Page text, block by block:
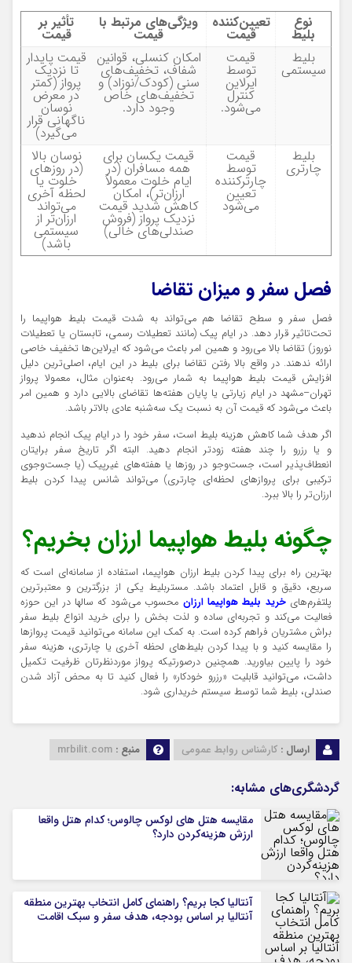
نوع
بلیط
تعیین‌کننده
قیمت
ویژگی‌های مرتبط با
قیمت
تأثیر بر
قیمت
بلیط
سیستمی
قیمت
توسط
ایرلاین
کنترل
می‌شود.
امکان کنسلی، قوانین
شفاف، تخفیف‌های
سنی (کودک/نوزاد) و
تخفیف‌های خاص
وجود دارد.
قیمت پایدار
تا نزدیک
پرواز (کمتر
در معرض
نوسان
ناگهانی قرار
می‌گیرد)
بلیط
چارتری
قیمت
توسط
چارترکننده
تعیین
می‌شود
قیمت یکسان برای
همه مسافران (در
ایام خلوت معمولاً
ارزان‌تر)، امکان
کاهش شدید قیمت
نزدیک پرواز (فروش
صندلی‌های خالی)
نوسان بالا
(در روزهای
خلوت یا
لحظه آخری
می‌تواند
ارزان‌تر از
سیستمی
باشد)
فصل سفر و میزان تقاضا
فصل سفر و سطح تقاضا هم می‌تواند به‌ شدت قیمت بلیط هواپیما را
تحت‌تاثیر قرار دهد. در ایام پیک (مانند تعطیلات رسمی، تابستان یا تعطیلات
نوروز) تقاضا بالا می‌رود و همین امر باعث می‌شود که ایرلاین‌ها تخفیف خاصی
ارائه ندهند. در واقع بالا رفتن تقاضا برای بلیط در این ایام، اصلی‌ترین دلیل
افزایش قیمت بلیط هواپیما به شمار می‌رود. به‌عنوان ‌مثال، معمولا پرواز
تهران–مشهد در ایام زیارتی یا پایان هفته‌ها تقاضای بالایی دارد و همین امر
باعث می‌شود که قیمت آن به نسبت یک سه‌شنبه عادی بالاتر باشد.
اگر هدف شما کاهش هزینه بلیط است، سفر خود را در ایام پیک انجام ندهید
و یا رزرو را چند هفته زودتر انجام دهید. البته اگر تاریخ سفر برایتان
انعطاف‌پذیر است، جست‌وجو در روزها یا هفته‌های غیرپیک (یا جست‌وجوی
ترکیبی برای پروازهای لحظه‌ای چارتری) می‌تواند شانس پیدا کردن بلیط
ارزان‌تر را بالا ببرد.
چگونه بلیط هواپیما ارزان بخریم؟
بهترین راه برای پیدا کردن بلیط ارزان هواپیما، استفاده از سامانه‌ای است که
سریع، دقیق و قابل اعتماد باشد. مستربلیط یکی از بزرگترین و معتبرترین
پلتفرم‌هایخرید بلیط هواپیما ارزان محسوب می‌شود که سالها در این حوزه
فعالیت می‌کند و تجربه‌ای ساده و لذت ‌بخش را برای خرید انواع بلیط سفر
براش مشتریان فراهم کرده است. به کمک این سامانه می‌توانید قیمت پروازها
را مقایسه کنید و با پیدا کردن بلیط‌های لحظه آخری یا چارتری، هزینه سفر
خود را پایین بیاورید. همچنین درصورتیکه پرواز موردنظرتان ظرفیت تکمیل
داشت، می‌توانید قابلیت «رزرو خودکار» را فعال کنید تا به محض آزاد شدن
صندلی، بلیط شما توسط سیستم خریداری شود.
ارسال : کارشناس روابط عمومی منبع : mrbilit.com
گردشگری‌های مشابه:
مقایسه هتل ‌های لوکس چالوس؛ کدام هتل واقعا
ارزش هزینه‌کردن دارد؟
آنتالیا کجا بریم؟ راهنمای کامل انتخاب بهترین منطقه
آنتالیا بر اساس بودجه، هدف سفر و سبک اقامت